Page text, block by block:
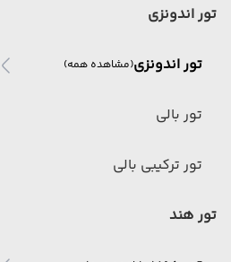
تور اندونزی
تور اندونزی(مشاهده همه)
تور بالی
تور ترکیبی بالی
تور هند